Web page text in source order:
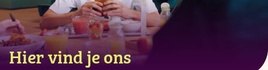
Impact House
Inspiratie
Werken bij Hai
Hier vind je ons